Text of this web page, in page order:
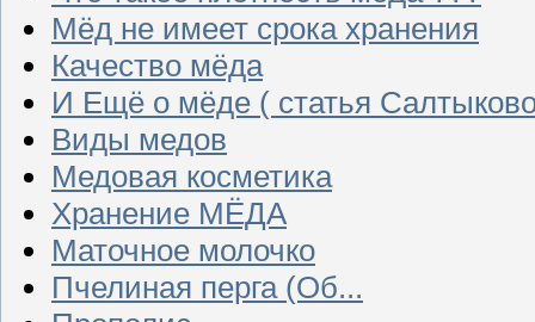
Мёд не имеет срока хранения
Качество мёда
И Ещё о мёде ( статья
Виды медов
Медовая косметика
Хранение МЁДА
Маточное молочко
Пчелиная перга (Об...